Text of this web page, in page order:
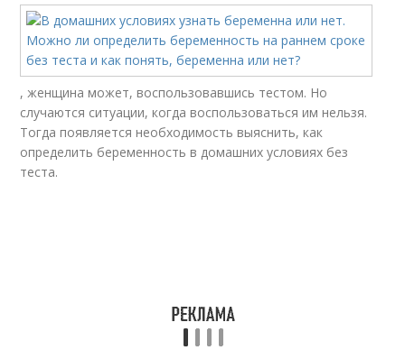
, женщина может, воспользовавшись тестом. Но
случаются ситуации, когда воспользоваться им нельзя.
Тогда появляется необходимость выяснить, как
определить беременность в домашних условиях без
теста.